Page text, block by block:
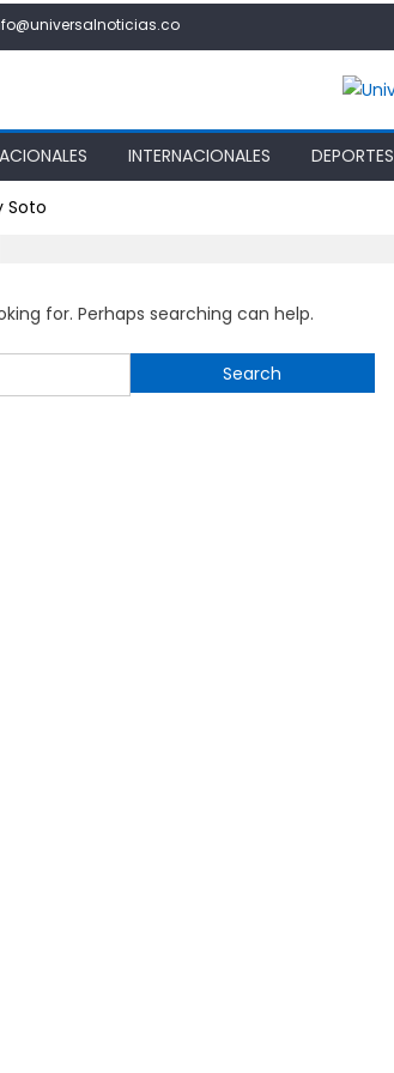
INTERNACIONALES DEPORTES
Soto
for. Perhaps searching can help.
for: